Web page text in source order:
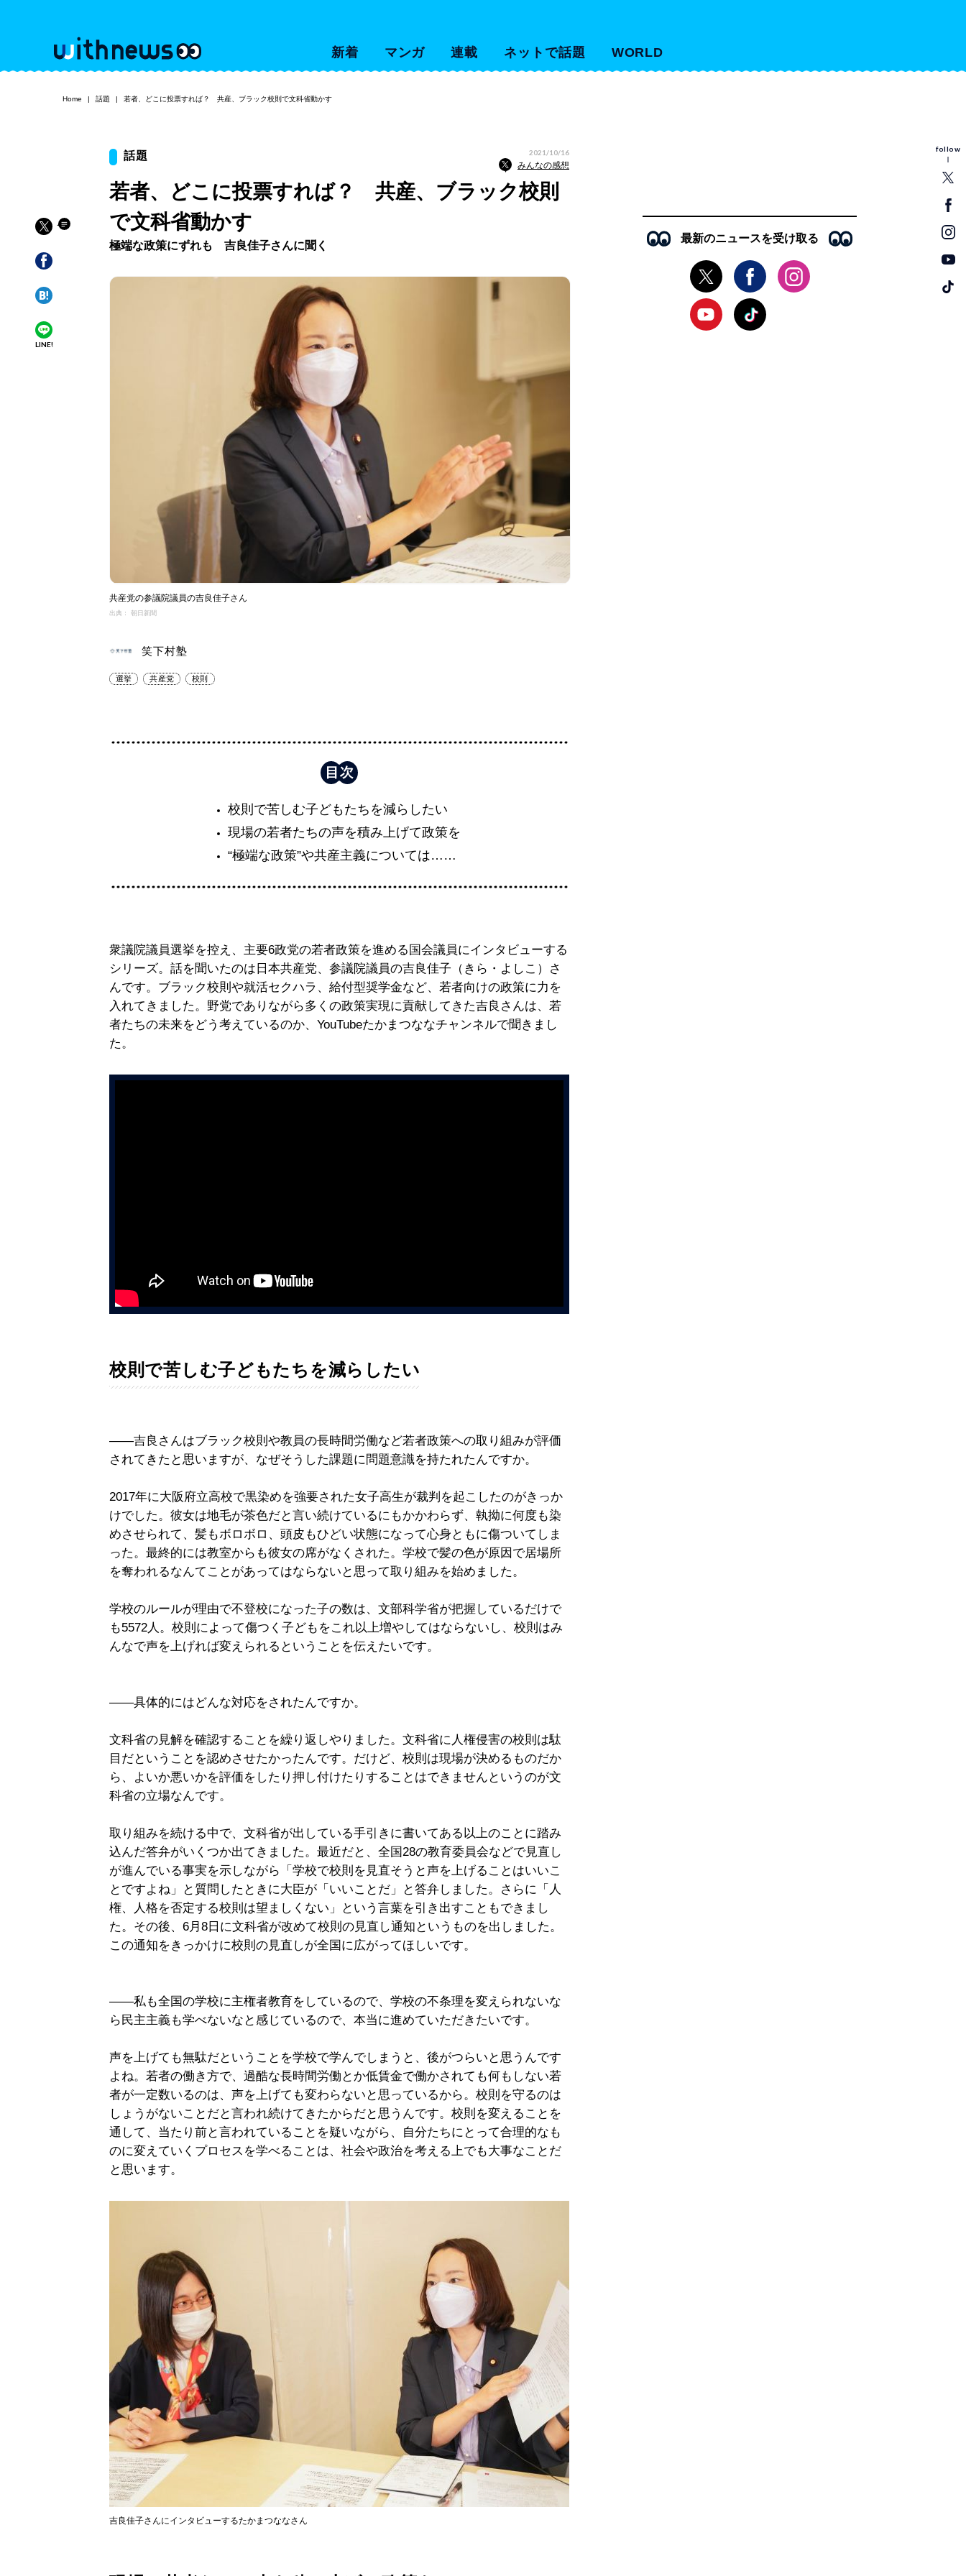
新着 マンガ 連載 ネットで話題 WORLD
follow
Home 話題 若者、どこに投票すれば？ 共産、ブラック校則で文科省動かす
LINE!
話題 2021/10/16
みんなの感想
若者、どこに投票すれば？ 共産、ブラック校則
で文科省動かす
極端な政策にずれも 吉良佳子さんに聞く
共産党の参議院議員の吉良佳子さん
出典： 朝日新聞
笑下村塾
選挙 共産党 校則
校則で苦しむ子どもたちを減らしたい
現場の若者たちの声を積み上げて政策を
“極端な政策”や共産主義については……
衆議院議員選挙を控え、主要6政党の若者政策を進める国会議員にインタビューする
シリーズ。話を聞いたのは日本共産党、参議院議員の吉良佳子（きら・よしこ）さ
んです。ブラック校則や就活セクハラ、給付型奨学金など、若者向けの政策に力を
入れてきました。野党でありながら多くの政策実現に貢献してきた吉良さんは、若
者たちの未来をどう考えているのか、YouTubeたかまつななチャンネルで聞きまし
た。
校則で苦しむ子どもたちを減らしたい
――吉良さんはブラック校則や教員の長時間労働など若者政策への取り組みが評価
されてきたと思いますが、なぜそうした課題に問題意識を持たれたんですか。
2017年に大阪府立高校で黒染めを強要された女子高生が裁判を起こしたのがきっか
けでした。彼女は地毛が茶色だと言い続けているにもかかわらず、執拗に何度も染
めさせられて、髪もボロボロ、頭皮もひどい状態になって心身ともに傷ついてしま
った。最終的には教室からも彼女の席がなくされた。学校で髪の色が原因で居場所
を奪われるなんてことがあってはならないと思って取り組みを始めました。
学校のルールが理由で不登校になった子の数は、文部科学省が把握しているだけで
も5572人。校則によって傷つく子どもをこれ以上増やしてはならないし、校則はみ
んなで声を上げれば変えられるということを伝えたいです。
――具体的にはどんな対応をされたんですか。
文科省の見解を確認することを繰り返しやりました。文科省に人権侵害の校則は駄
目だということを認めさせたかったんです。だけど、校則は現場が決めるものだか
ら、よいか悪いかを評価をしたり押し付けたりすることはできませんというのが文
科省の立場なんです。
取り組みを続ける中で、文科省が出している手引きに書いてある以上のことに踏み
込んだ答弁がいくつか出てきました。最近だと、全国28の教育委員会などで見直し
が進んでいる事実を示しながら「学校で校則を見直そうと声を上げることはいいこ
とですよね」と質問したときに大臣が「いいことだ」と答弁しました。さらに「人
権、人格を否定する校則は望ましくない」という言葉を引き出すこともできまし
た。その後、6月8日に文科省が改めて校則の見直し通知というものを出しました。
この通知をきっかけに校則の見直しが全国に広がってほしいです。
――私も全国の学校に主権者教育をしているので、学校の不条理を変えられないな
ら民主主義も学べないなと感じているので、本当に進めていただきたいです。
声を上げても無駄だということを学校で学んでしまうと、後がつらいと思うんです
よね。若者の働き方で、過酷な長時間労働とか低賃金で働かされても何もしない若
者が一定数いるのは、声を上げても変わらないと思っているから。校則を守るのは
しょうがないことだと言われ続けてきたからだと思うんです。校則を変えることを
通して、当たり前と言われていることを疑いながら、自分たちにとって合理的なも
のに変えていくプロセスを学べることは、社会や政治を考える上でも大事なことだ
と思います。
吉良佳子さんにインタビューするたかまつななさん
最新のニュースを受け取る